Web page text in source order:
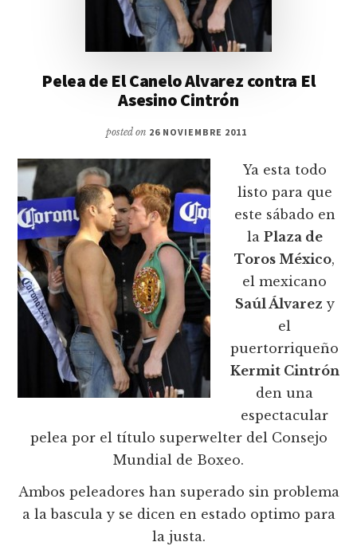
Pelea de El Canelo Alvarez contra El
Asesino Cintrón
posted on 26 NOVIEMBRE 2011
Ya esta todo
listo para que
este sábado en
la Plaza de
Toros México,
el mexicano
Saúl Álvarez y
el
puertorriqueño
Kermit Cintrón
den una
espectacular
pelea por el título superwelter del Consejo
Mundial de Boxeo.
Ambos peleadores han superado sin problema
a la bascula y se dicen en estado optimo para
la justa.